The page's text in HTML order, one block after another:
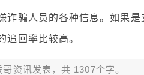
诈骗人员的各种信息。如果是
追回率比较高。
哥资讯 发表，共 1307个字。